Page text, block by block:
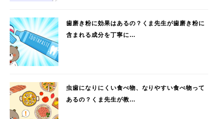
歯磨き粉に効果はあるの？くま先生が歯磨き粉に
含まれる成分を丁寧に…
虫歯になりにくい食べ物、なりやすい食べ物って
あるの？くま先生が教…